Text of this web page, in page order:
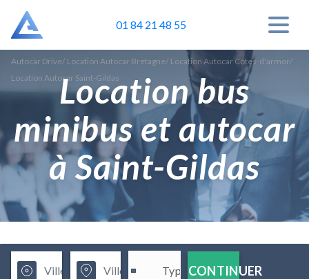
01 84 21 48 55
Autocar Drive/ Location Autocar Bretagne/ Location Autocar Côtes-d'armor/
Location Autocar Saint-Gildas
Location bus
minibus et autocar
à Saint-Gildas
CONTINUER